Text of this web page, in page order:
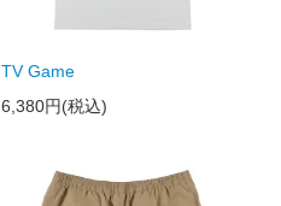
TV Game
6,380円(税込)